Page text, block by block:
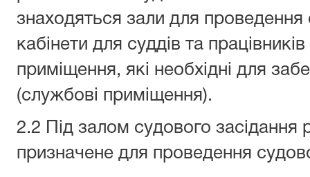
знаходяться зали для проведення
кабінети для суддів та
приміщення, які необхідні для
(службові приміщення).
2.2 Під залом судового засідання
призначене для проведення